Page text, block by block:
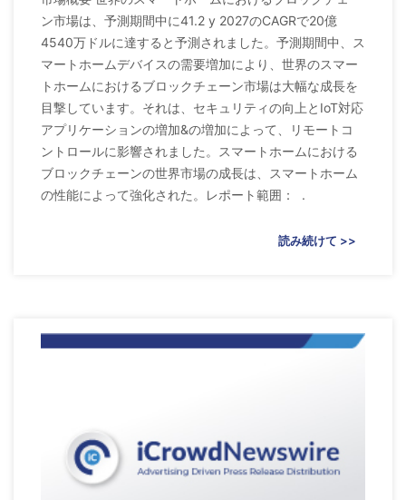
ン市場は、予測期間中に41.2 y 2027のCAGRで20億
4540万ドルに達すると予測されました。予測期間中、ス
マートホームデバイスの需要増加により、世界のスマー
トホームにおけるブロックチェーン市場は大幅な成長を
目撃しています。それは、セキュリティの向上とIoT対応
アプリケーションの増加&の増加によって、リモートコ
ントロールに影響されました。スマートホームにおける
ブロックチェーンの世界市場の成長は、スマートホーム
の性能によって強化された。レポート範囲： .
読み続けて >>